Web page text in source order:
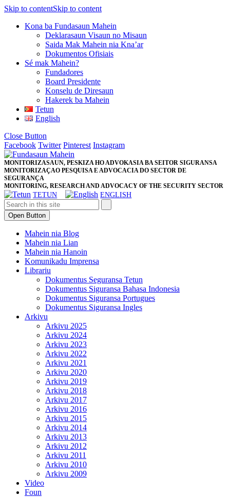
Skip to contentSkip to content
Kona ba Fundasaun Mahein
Deklarasaun Visaun no Misaun
Saida Mak Mahein nia Kna’ar
Dokumentos Ofisiais
Sé mak Mahein?
Fundadores
Board Presidente
Konselu de Diresaun
Hakerek ba Mahein
Tetun
English
Close Button
Facebook Twitter Pinterest Instagram
MONITORIZASAUN, PESKIZA HO ADVOKASIA BA SEITOR SIGURANSA
MONITORIZAÇAO PESQUISA E ADVOCACIA DO SECTOR DE
SEGURANÇA
MONITORING, RESEARCH AND ADVOCACY OF THE SECURITY SECTOR
TETUN ENGLISH
Open Button
Mahein nia Blog
Mahein nia Lian
Mahein nia Hanoin
Komunikadu Imprensa
Librariu
Dokumentus Seguransa Tetun
Dokumentus Siguransa Bahasa Indonesia
Dokumentus Siguransa Portugues
Dokumentus Siguransa Ingles
Arkivu
Arkivu 2025
Arkivu 2024
Arkivu 2023
Arkivu 2022
Arkivu 2021
Arkivu 2020
Arkivu 2019
Arkivu 2018
Arkivu 2017
Arkivu 2016
Arkivu 2015
Arkivu 2014
Arkivu 2013
Arkivu 2012
Arkivu 2011
Arkivu 2010
Arkivu 2009
Video
Foun